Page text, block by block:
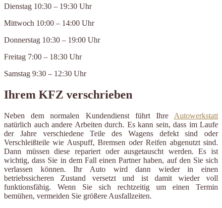
Dienstag 10:30 – 19:30 Uhr
Mittwoch 10:00 – 14:00 Uhr
Donnerstag 10:30 – 19:00 Uhr
Freitag 7:00 – 18:30 Uhr
Samstag 9:30 – 12:30 Uhr
Ihrem KFZ verschrieben
Neben dem normalen Kundendienst führt Ihre Autowerkstatt
natürlich auch andere Arbeiten durch. Es kann sein, dass im Laufe
der Jahre verschiedene Teile des Wagens defekt sind oder
Verschleißteile wie Auspuff, Bremsen oder Reifen abgenutzt sind.
Dann müssen diese repariert oder ausgetauscht werden. Es ist
wichtig, dass Sie in dem Fall einen Partner haben, auf den Sie sich
verlassen können. Ihr Auto wird dann wieder in einen
betriebssicheren Zustand versetzt und ist damit wieder voll
funktionsfähig. Wenn Sie sich rechtzeitig um einen Termin
bemühen, vermeiden Sie größere Ausfallzeiten.